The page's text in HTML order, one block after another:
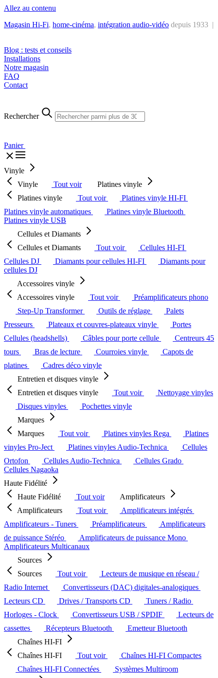
Allez au contenu
Magasin Hi-Fi, home-cinéma, intégration audio-vidéo depuis 1933 |
Blog : tests et conseils
Installations
Notre magasin
FAQ
Contact
Rechercher
Panier
Vinyle
Vinyle
Tout voir
Platines vinyle
Platines vinyle
Tout voir
Platines vinyle HI-FI
Platines vinyle automatiques
Platines vinyle Bluetooth
Platines vinyle USB
Cellules et Diamants
Cellules et Diamants
Tout voir
Cellules HI-FI
Cellules DJ
Diamants pour cellules HI-FI
Diamants pour
cellules DJ
Accessoires vinyle
Accessoires vinyle
Tout voir
Préamplificateurs phono
Step-Up Transformer
Outils de réglage
Palets
Presseurs
Plateaux et couvres-plateaux vinyle
Portes
Cellules (headshells)
Câbles pour porte cellule
Centreurs 45
tours
Bras de lecture Courroies vinyle
Capots de
platines
Cadres déco vinyle
Entretien et disques vinyle
Entretien et disques vinyle
Tout voir
Nettoyage vinyles
Disques vinyles
Pochettes vinyle
Marques
Marques
Tout voir Platines vinyles Rega
Platines
vinyles Pro-Ject
Platines vinyles Audio-Technica
Cellules
Ortofon
Cellules Audio-Technica
Cellules Grado
Cellules Nagaoka
Haute Fidélité
Haute Fidélité
Tout voir
Amplificateurs
Amplificateurs
Tout voir
Amplificateurs intégrés
Amplificateurs - Tuners
Préamplificateurs
Amplificateurs
de puissance Stéréo
Amplificateurs de puissance Mono
Amplificateurs Multicanaux
Sources
Sources
Tout voir
Lecteurs de musique en réseau /
Radio Internet
Convertisseurs (DAC) digitales-analogiques
Lecteurs CD
Drives / Transports CD
Tuners / Radio
Horloges - Clock
Convertisseurs USB / SPDIF
Lecteurs de
cassettes
Récepteurs Bluetooth
Emetteur Bluetooth
Chaînes HI-FI
Chaînes HI-FI
Tout voir
Chaînes HI-FI Compactes
Chaînes HI-FI Connectées
Systèmes Multiroom